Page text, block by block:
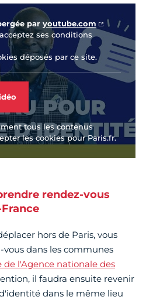
par youtube.com
ses conditions
déposés par ce site.
tous les contenus
les cookies pour Paris.fr.
rendez-vous
hors de Paris, vous
dans les communes
de l'Agence nationale des
il faudra ensuite revenir
dans le même lieu